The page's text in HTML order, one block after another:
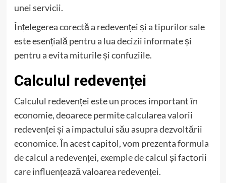
unei servicii.
Înțelegerea corectă a redevenței și a tipurilor sale
este esențială pentru a lua decizii informate și
pentru a evita miturile și confuziile.
Calculul redevenței
Calculul redevenței este un proces important în
economie, deoarece permite calcularea valorii
redevenței și a impactului său asupra dezvoltării
economice. În acest capitol, vom prezenta formula
de calcul a redevenței, exemple de calcul și factorii
care influențează valoarea redevenței.